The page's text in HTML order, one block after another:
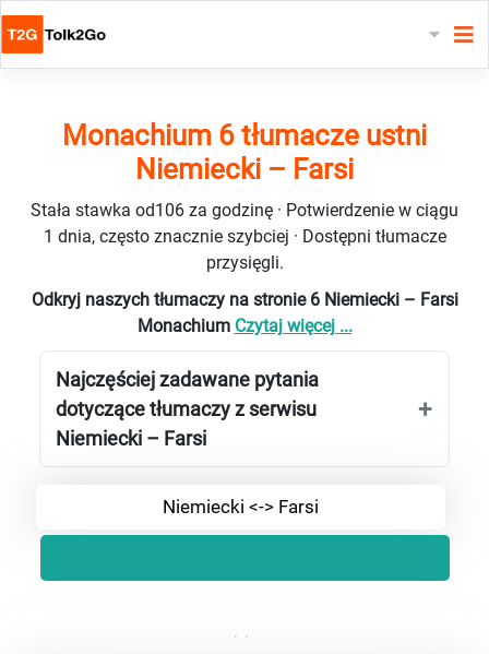
Monachium 6 tłumacze ustni
Niemiecki – Farsi
Stała stawka od106 za godzinę · Potwierdzenie w ciągu
1 dnia, często znacznie szybciej · Dostępni tłumacze
przysięgli.
Odkryj naszych tłumaczy na stronie 6 Niemiecki – Farsi
Monachium Czytaj więcej ...
Najczęściej zadawane pytania
dotyczące tłumaczy z serwisu
Niemiecki – Farsi
Niemiecki <-> Farsi